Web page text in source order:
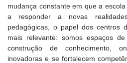
mudança constante em que a
a responder a novas
pedagógicas, o papel dos centros
mais relevante: somos espaços
construção de conhecimento,
inovadoras e se fortalecem